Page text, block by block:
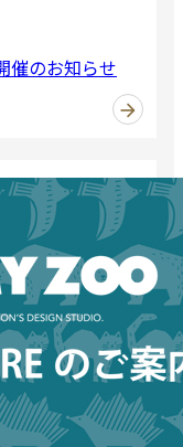
催のお知らせ